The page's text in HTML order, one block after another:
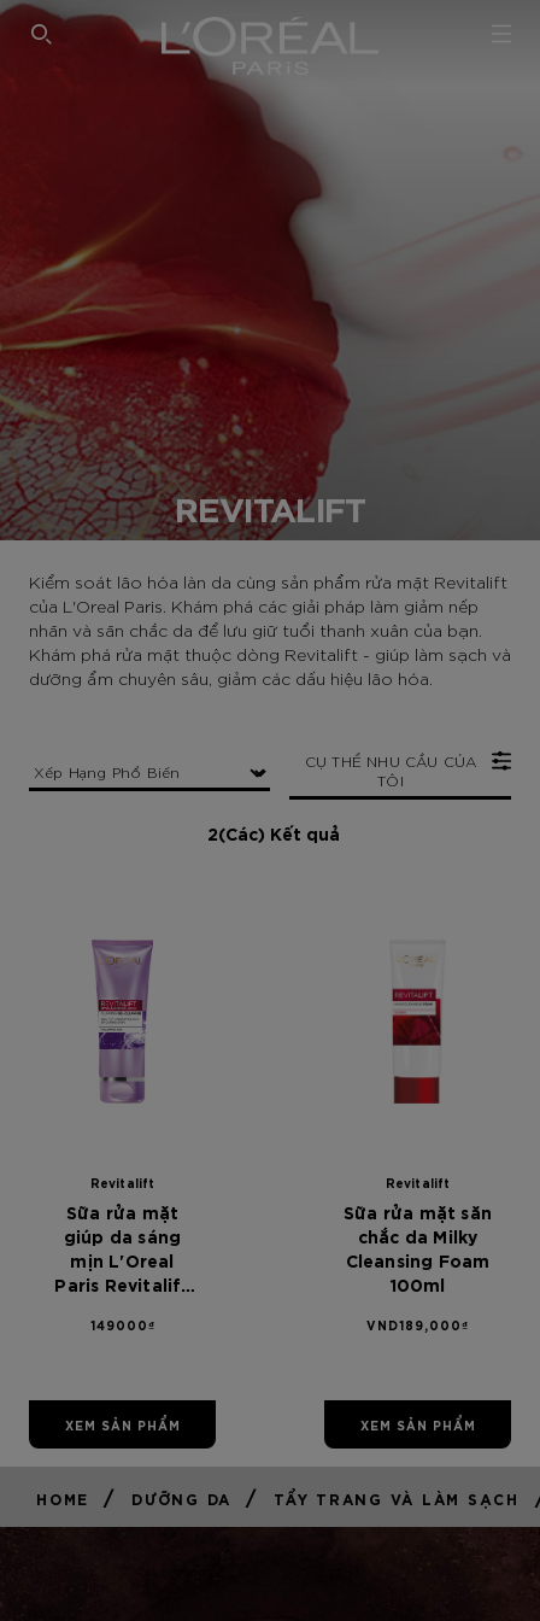
SEARCH THIS SITE
REVITALIFT
Kiểm soát lão hóa làn da cùng sản phẩm rửa mặt Revitalift
của L'Oreal Paris. Khám phá các giải pháp làm giảm nếp
nhăn và săn chắc da để lưu giữ tuổi thanh xuân của bạn.
Khám phá rửa mặt thuộc dòng Revitalift - giúp làm sạch và
dưỡng ẩm chuyên sâu, giảm các dấu hiệu lão hóa.
2(Các) Kết quả
CỤ THỂ NHU CẦU CỦA
TÔI
Revitalift
Sữa rửa mặt
giúp da sáng
mịn L'Oreal
Paris Revitalift
100ml
149000₫
XEM SẢN PHẨM
Revitalift
Sữa rửa mặt săn
chắc da Milky
Cleansing Foam
100ml
VND189,000₫
XEM SẢN PHẨM
HOME / DƯỠNG DA / TẨY TRANG VÀ LÀM SẠCH